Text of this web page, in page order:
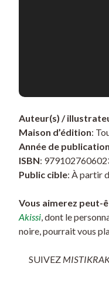
Auteur(s) /
Maison d’édition:
Année de publication
ISBN:
Public cible: À partir
Vous aimerez peut-
Akissi, dont le
noire, pourrait vous
SUIVEZ